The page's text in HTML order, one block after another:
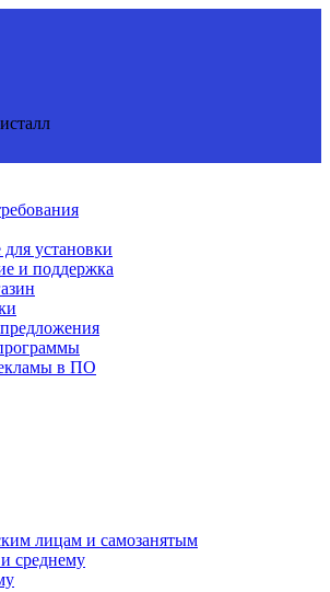
установки
и поддержка
в ПО
лицам и самозанятым
среднему